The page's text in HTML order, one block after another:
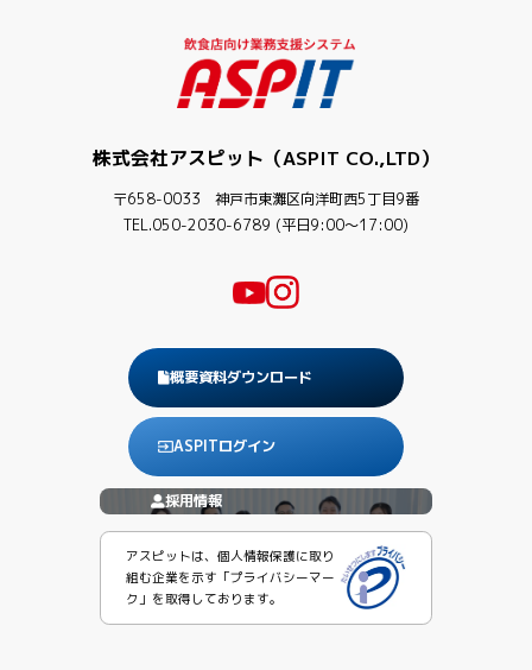
株式会社アスピット（ASPIT CO.,LTD）
〒658-0033 神戸市東灘区向洋町西5丁目9番
TEL.050-2030-6789 (平日9:00〜17:00)
概要資料ダウンロード
ASPITログイン
採用情報
アスピットは、個人情報保護に取り
組む企業を示す「プライバシーマー
ク」を取得しております。